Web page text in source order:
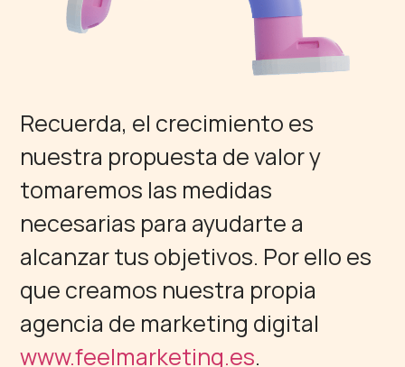
Recuerda, el crecimiento es
nuestra propuesta de valor y
tomaremos las medidas
necesarias para ayudarte a
alcanzar tus objetivos. Por ello es
que creamos nuestra propia
agencia de marketing digital
www.feelmarketing.es.